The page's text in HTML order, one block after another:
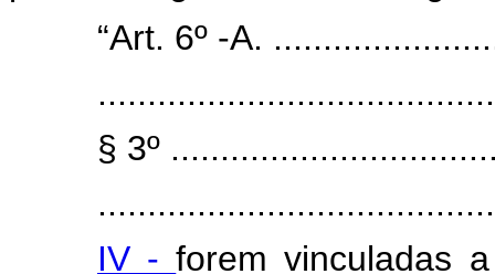
“Art. 6º -A.
§ 3º
IV -forem vinculadas